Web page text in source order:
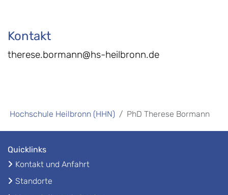
Kontakt
therese.bormann@hs-heilbronn.de
Hochschule Heilbronn (HHN) PhD Therese Bormann
Quicklinks
Kontakt und Anfahrt
Standorte